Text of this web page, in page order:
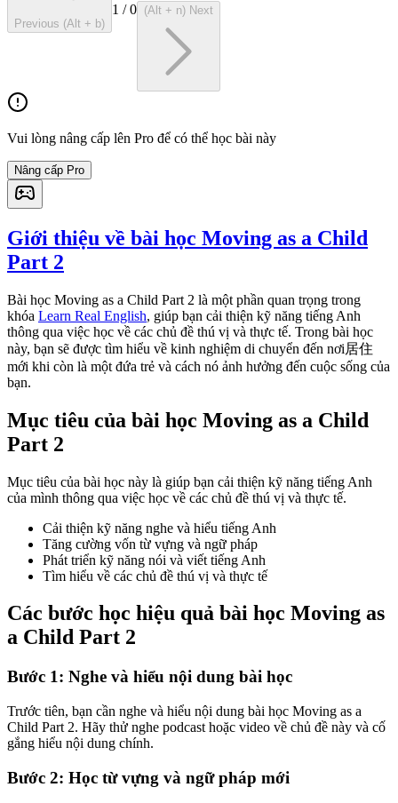
Previous (Alt + b)
1 /0 (Alt + n) Next
Vui lòng nâng cấp lên Pro để có thể học bài này
Nâng cấp Pro
Giới thiệu về bài học Moving as a Child
Part 2
Bài học Moving as a Child Part 2 là một phần quan trọng trong
khóa Learn Real English, giúp bạn cải thiện kỹ năng tiếng Anh
thông qua việc học về các chủ đề thú vị và thực tế. Trong bài học
này, bạn sẽ được tìm hiểu về kinh nghiệm di chuyển đến nơi居住
mới khi còn là một đứa trẻ và cách nó ảnh hưởng đến cuộc sống của
bạn.
Mục tiêu của bài học Moving as a Child
Part 2
Mục tiêu của bài học này là giúp bạn cải thiện kỹ năng tiếng Anh
của mình thông qua việc học về các chủ đề thú vị và thực tế.
Cải thiện kỹ năng nghe và hiểu tiếng Anh
Tăng cường vốn từ vựng và ngữ pháp
Phát triển kỹ năng nói và viết tiếng Anh
Tìm hiểu về các chủ đề thú vị và thực tế
Các bước học hiệu quả bài học Moving as
a Child Part 2
Bước 1: Nghe và hiểu nội dung bài học
Trước tiên, bạn cần nghe và hiểu nội dung bài học Moving as a
Child Part 2. Hãy thử nghe podcast hoặc video về chủ đề này và cố
gắng hiểu nội dung chính.
Bước 2: Học từ vựng và ngữ pháp mới